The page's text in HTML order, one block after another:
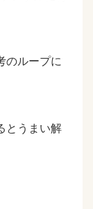
のループに
とうまい解